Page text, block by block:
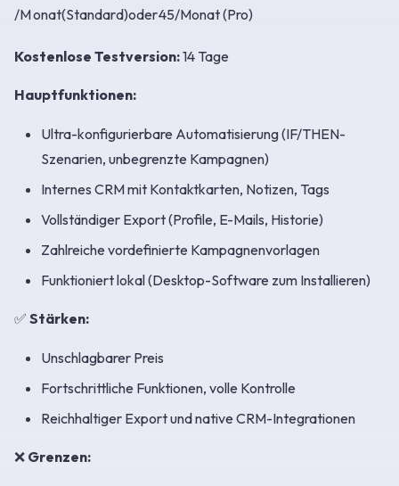
/Monat(Standard)oder45/Monat (Pro)
Kostenlose Testversion:14 Tage
Hauptfunktionen:
Ultra-konfigurierbare Automatisierung (IF/THEN-
Szenarien, unbegrenzte Kampagnen)
Internes CRM mit Kontaktkarten, Notizen, Tags
Vollständiger Export (Profile, E-Mails, Historie)
Zahlreiche vordefinierte Kampagnenvorlagen
Funktioniert lokal (Desktop-Software zum Installieren)
✅ Stärken:
Unschlagbarer Preis
Fortschrittliche Funktionen, volle Kontrolle
Reichhaltiger Export und native CRM-Integrationen
❌ Grenzen: